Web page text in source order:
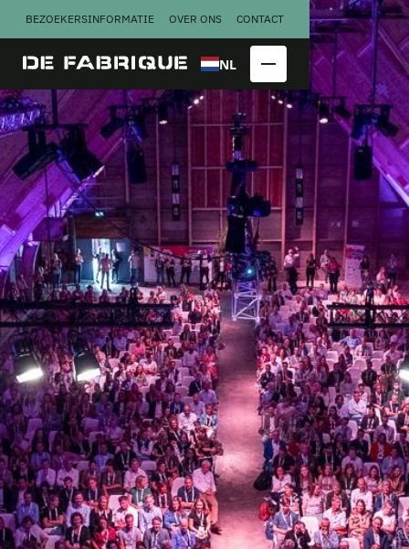
BEZOEKERSINFORMATIE OVER ONS CONTACT
Copraloods Perserij
Smederij
Kalver­
melkfabriek
Bekijk alle
locatieblokken
Congres
Bedrijfsfeest
Blogs
NL